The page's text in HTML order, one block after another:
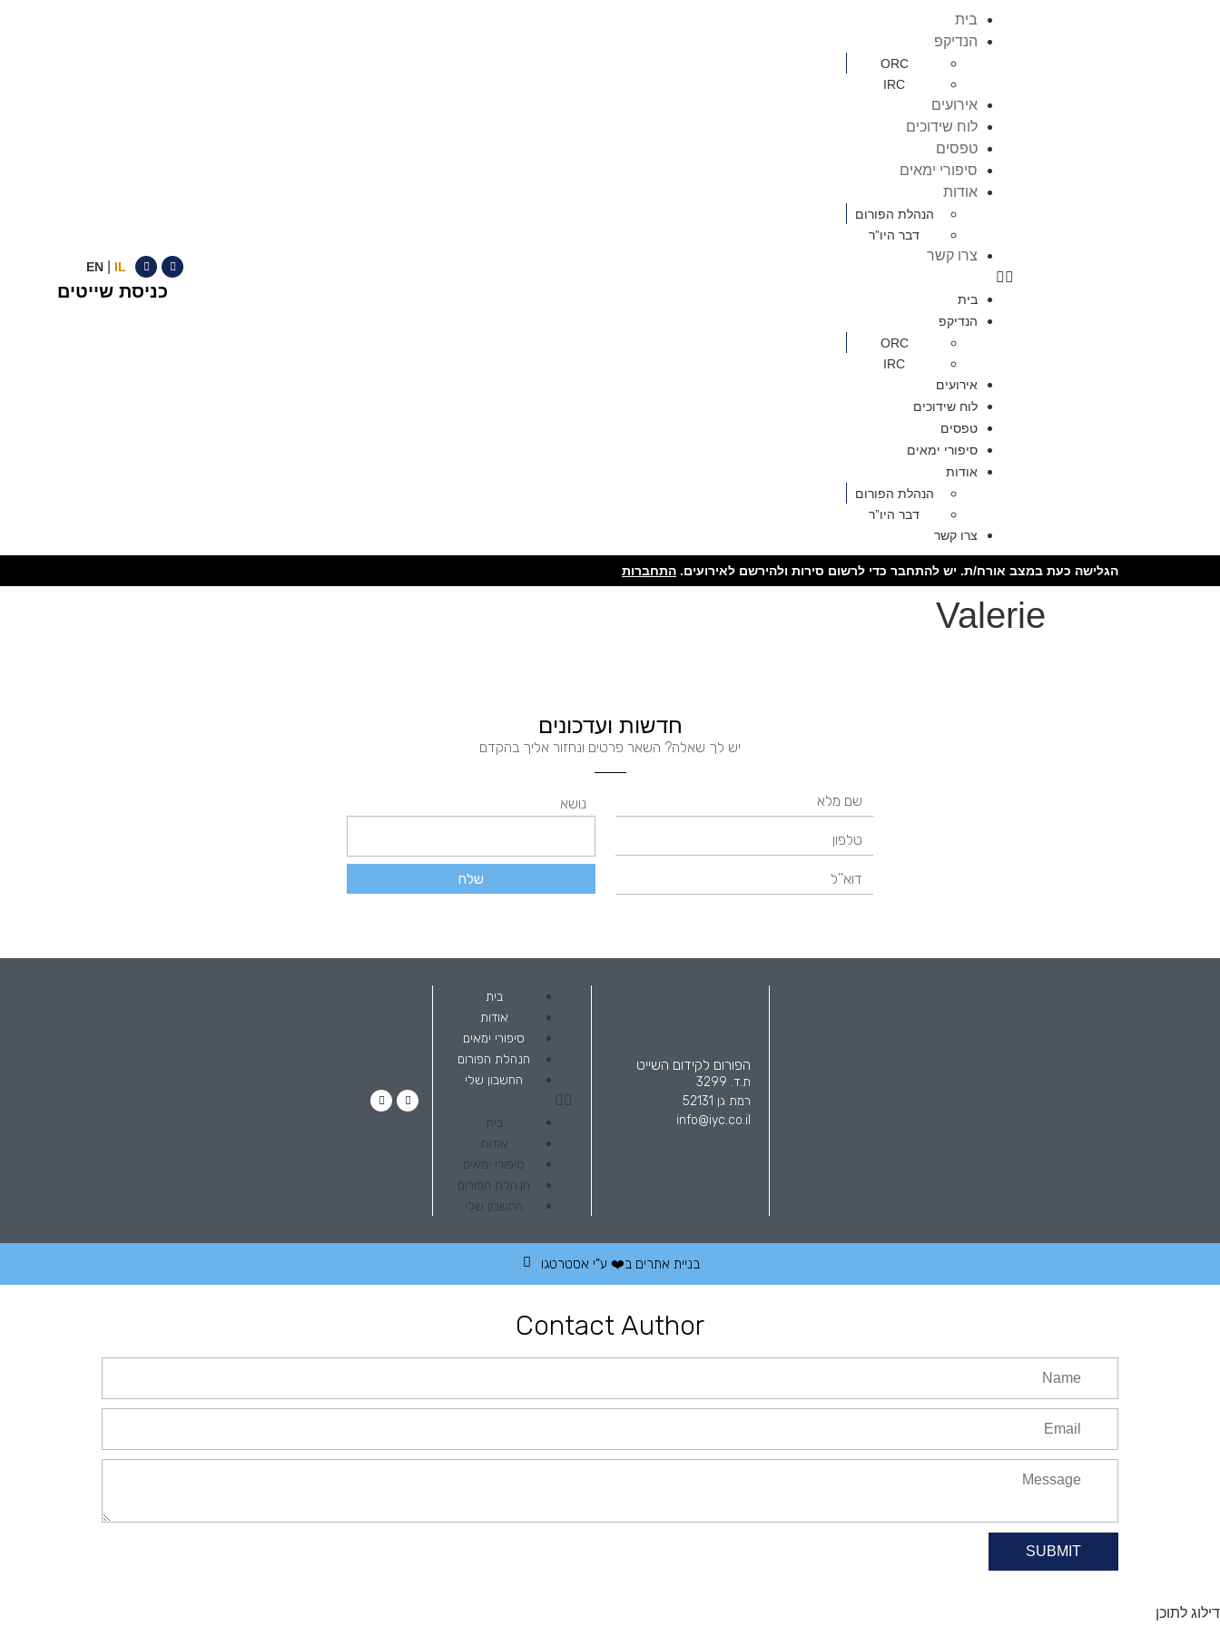
בית
הנדיקפ
ORC
IRC
אירועים
לוח שידוכים
טפסים
סיפורי ימאים
אודות
הנהלת הפורום
דבר היו”ר
צרו קשר
בית
הנדיקפ
ORC
IRC
אירועים
לוח שידוכים
טפסים
סיפורי ימאים
אודות
הנהלת הפורום
דבר היו”ר
צרו קשר
EN IL
כניסת שייטים
הגלישה כעת במצב אורח/ת. יש להתחבר כדי לרשום סירות ולהירשם לאירועים. התחברות
Valerie
חדשות ועדכונים
יש לך שאלה? השאר פרטים ונחזור אליך בהקדם
נושא
שלח
הפורום לקידום השייט
ת.ד. 3299
רמת גן 52131
info@iyc.co.il
בית
אודות
סיפורי ימאים
הנהלת הפורום
החשבון שלי
בית
אודות
סיפורי ימאים
הנהלת הפורום
החשבון שלי
בניית אתרים ב❤️ ע"י אסטרטגו
Contact Author
SUBMIT
דילוג לתוכן